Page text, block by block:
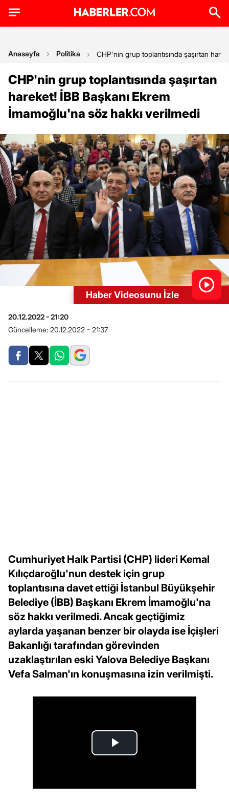
Anasayfa Politika CHP'nin grup toplantısında şaşırtan
CHP'nin grup toplantısında şaşırtan
hareket! İBB Başkanı Ekrem
İmamoğlu'na söz hakkı verilmedi
Haber Videosunu İzle
20.12.2022 - 21:20
Güncelleme: 20.12.2022 - 21:37
Cumhuriyet Halk Partisi (CHP) lideri Kemal
Kılıçdaroğlu'nun destek için grup
toplantısına davet ettiği İstanbul Büyükşehir
Belediye (İBB) Başkanı Ekrem İmamoğlu'na
söz hakkı verilmedi. Ancak geçtiğimiz
aylarda yaşanan benzer bir olayda ise İçişleri
Bakanlığı tarafından görevinden
uzaklaştırılan eski Yalova Belediye Başkanı
Vefa Salman'ın konuşmasına izin verilmişti.